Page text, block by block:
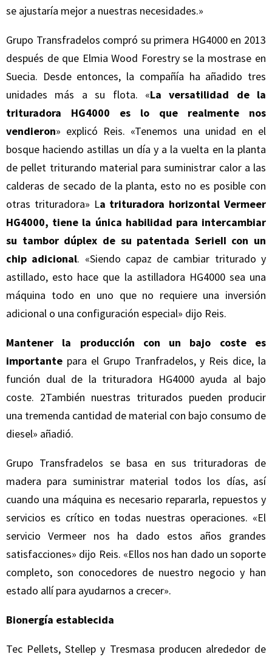
se ajustaría mejor a nuestras necesidades.»
Grupo Transfradelos compró su primera HG4000 en 2013
después de que Elmia Wood Forestry se la mostrase en
Suecia. Desde entonces, la compañía ha añadido tres
unidades más a su flota. «La versatilidad de la
trituradora HG4000 es lo que realmente nos
vendieron» explicó Reis. «Tenemos una unidad en el
bosque haciendo astillas un día y a la vuelta en la planta
de pellet triturando material para suministrar calor a las
calderas de secado de la planta, esto no es posible con
otras trituradora» La trituradora horizontal Vermeer
HG4000, tiene la única habilidad para intercambiar
su tambor dúplex de su patentada SerieII con un
chip adicional. «Siendo capaz de cambiar triturado y
astillado, esto hace que la astilladora HG4000 sea una
máquina todo en uno que no requiere una inversión
adicional o una configuración especial» dijo Reis.
Mantener la producción con un bajo coste es
importante para el Grupo Tranfradelos, y Reis dice, la
función dual de la trituradora HG4000 ayuda al bajo
coste. 2También nuestras triturados pueden producir
una tremenda cantidad de material con bajo consumo de
diesel» añadió.
Grupo Transfradelos se basa en sus trituradoras de
madera para suministrar material todos los días, así
cuando una máquina es necesario repararla, repuestos y
servicios es crítico en todas nuestras operaciones. «El
servicio Vermeer nos ha dado estos años grandes
satisfacciones» dijo Reis. «Ellos nos han dado un soporte
completo, son conocedores de nuestro negocio y han
estado allí para ayudarnos a crecer».
Bionergía establecida
Tec Pellets, Stellep y Tresmasa producen alrededor de